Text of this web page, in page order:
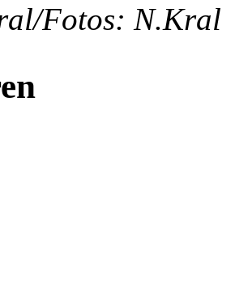
Fotos: N.Kral